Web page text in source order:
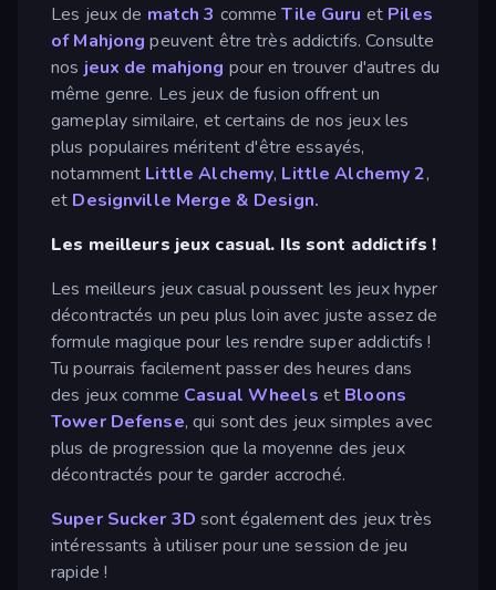
Les jeux de match 3 commeTile Guru et Piles
of Mahjong peuvent être très addictifs. Consulte
nos jeux de mahjong pour en trouver d'autres du
même genre. Les jeux de fusion offrent un
gameplay similaire, et certains de nos jeux les
plus populaires méritent d'être essayés,
notamment Little Alchemy, Little Alchemy 2,
et Designville Merge & Design.
Les meilleurs jeux casual. Ils sont addictifs !
Les meilleurs jeux casual poussent les jeux hyper
décontractés un peu plus loin avec juste assez de
formule magique pour les rendre super addictifs !
Tu pourrais facilement passer des heures dans
des jeux comme Casual Wheels et Bloons
Tower Defense, qui sont des jeux simples avec
plus de progression que la moyenne des jeux
décontractés pour te garder accroché.
Super Sucker 3D sont également des jeux très
intéressants à utiliser pour une session de jeu
rapide !